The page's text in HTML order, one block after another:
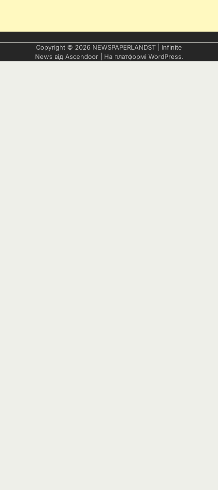
Copyright © 2026 NEWSPAPERLANDST | Infinite
News від Ascendoor| На платформі WordPress.